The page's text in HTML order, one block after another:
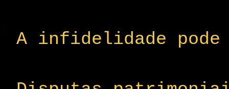
A infidelidade pode